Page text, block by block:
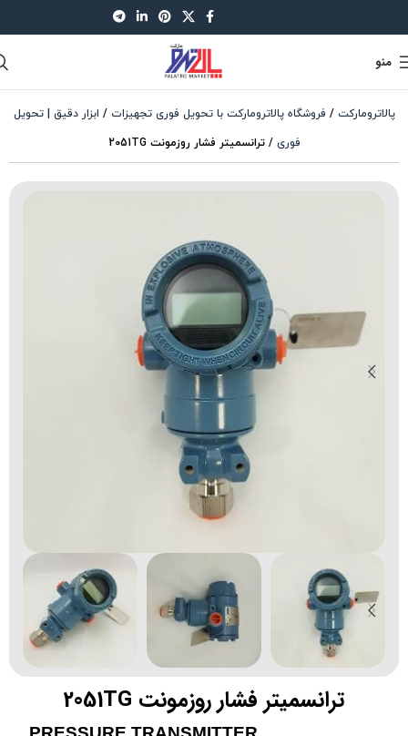
منو
پالاترومارکت / فروشگاه پالاترومارکت با تحویل فوری تجهیزات / ابزار دقیق | تحویل
فوری /ترانسمیتر فشار روزمونت 2051TG
ترانسمیتر فشار روزمونت 2051TG